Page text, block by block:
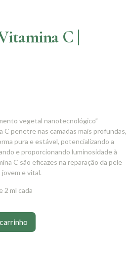
C |
vegetal nanotecnológico”
C penetre nas camadas mais profundas,
pura e estável, potencializando a
e proporcionando luminosidade à
C são eficazes na reparação da pele
jovem e vital.
2 ml cada